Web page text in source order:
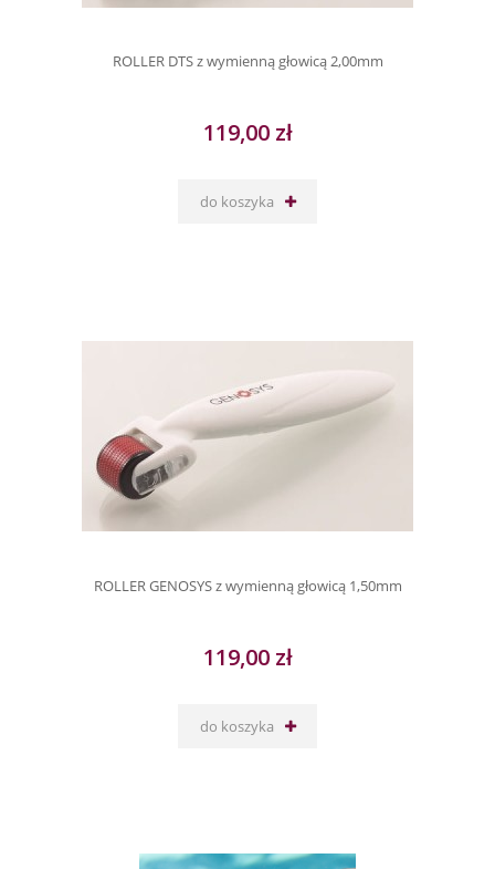
ROLLER DTS z wymienną głowicą 2,00mm
119,00 zł
do koszyka
ROLLER GENOSYS z wymienną głowicą 1,50mm
119,00 zł
do koszyka